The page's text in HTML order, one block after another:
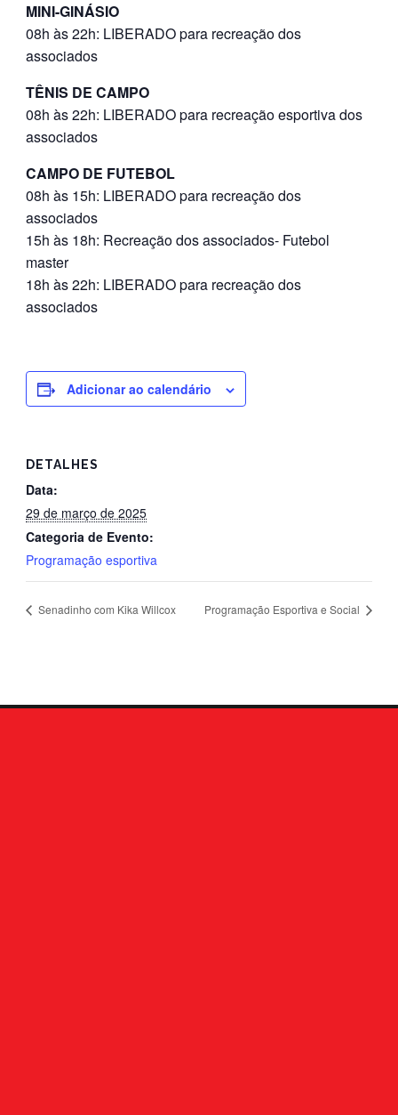
MINI-GINÁSIO
08h às 22h: LIBERADO para recreação dos
associados
TÊNIS DE CAMPO
08h às 22h: LIBERADO para recreação esportiva dos
associados
CAMPO DE FUTEBOL
08h às 15h: LIBERADO para recreação dos
associados
15h às 18h: Recreação dos associados- Futebol
master
18h às 22h: LIBERADO para recreação dos
associados
Adicionar ao calendário
DETALHES
Data:
29 de março de 2025
Categoria de Evento:
Programação esportiva
Senadinho com Kika Willcox Programação Esportiva e Social